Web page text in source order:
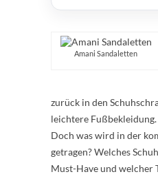
Amani Sandaletten
zurück in den
leichtere Fußbekleidung.
Doch was wird in der
getragen? Welches
Must-Have und welcher